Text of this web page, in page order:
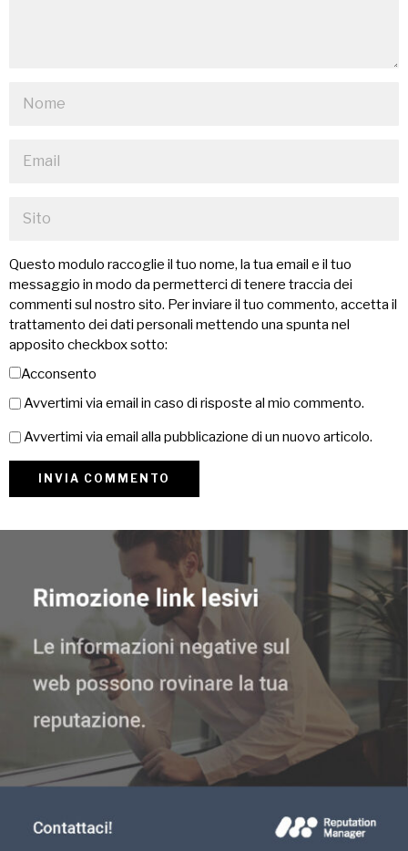
Questo modulo raccoglie il tuo nome, la tua email e il tuo
messaggio in modo da permetterci di tenere traccia dei
commenti sul nostro sito. Per inviare il tuo commento, accetta il
trattamento dei dati personali mettendo una spunta nel
apposito checkbox sotto:
Acconsento
Avvertimi via email in caso di risposte al mio commento.
Avvertimi via email alla pubblicazione di un nuovo articolo.